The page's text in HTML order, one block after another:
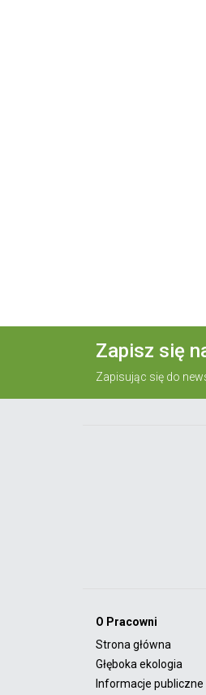
Zapisz się
Zapisując się do
O Pracowni
Strona główna
Głęboka ekologia
Informacje publiczne